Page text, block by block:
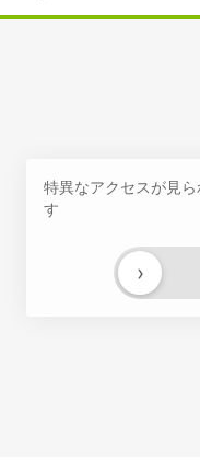
特異なアクセスが見
す
›